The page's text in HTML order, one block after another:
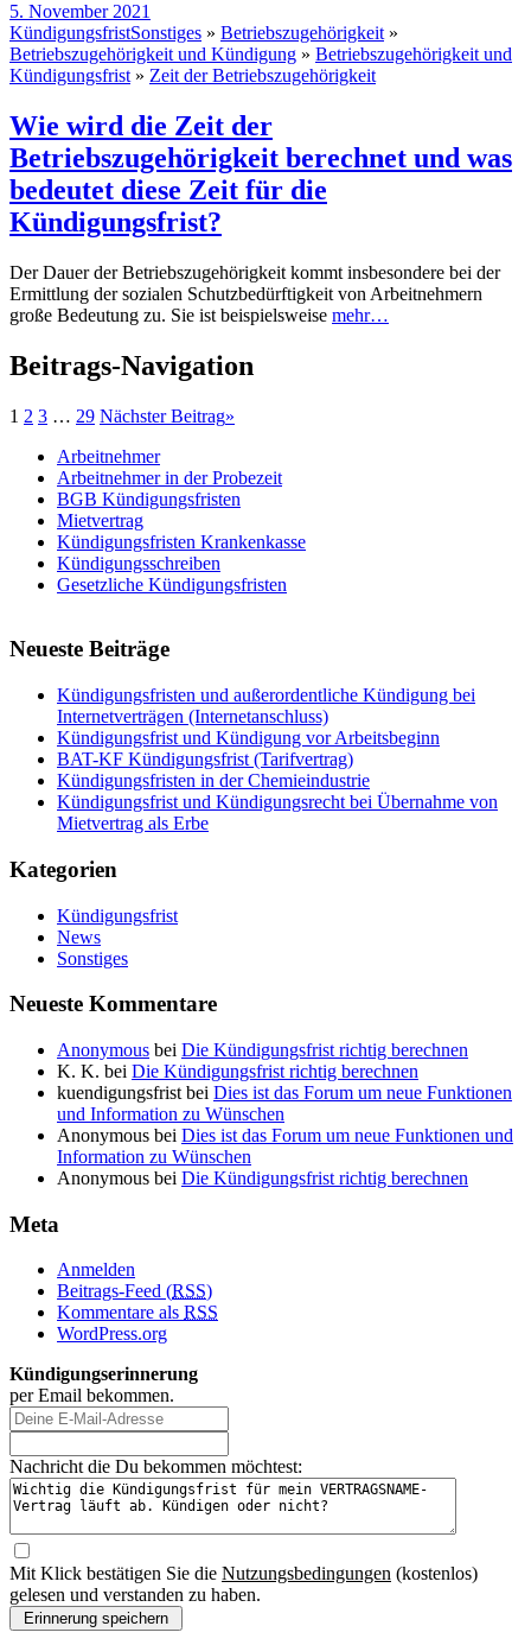
5. November 2021
KündigungsfristSonstiges » Betriebszugehörigkeit »
Betriebszugehörigkeit und Kündigung » Betriebszugehörigkeit und
Kündigungsfrist » Zeit der Betriebszugehörigkeit
Wie wird die Zeit der
Betriebszugehörigkeit berechnet und was
bedeutet diese Zeit für die
Kündigungsfrist?
Der Dauer der Betriebszugehörigkeit kommt insbesondere bei der
Ermittlung der sozialen Schutzbedürftigkeit von Arbeitnehmern
große Bedeutung zu. Sie ist beispielsweise mehr…
Beitrags-Navigation
1 2 3 … 29 Nächster Beitrag»
Arbeitnehmer
Arbeitnehmer in der Probezeit
BGB Kündigungsfristen
Mietvertrag
Kündigungsfristen Krankenkasse
Kündigungsschreiben
Gesetzliche Kündigungsfristen
Neueste Beiträge
Kündigungsfristen und außerordentliche Kündigung bei
Internetverträgen (Internetanschluss)
Kündigungsfrist und Kündigung vor Arbeitsbeginn
BAT-KF Kündigungsfrist (Tarifvertrag)
Kündigungsfristen in der Chemieindustrie
Kündigungsfrist und Kündigungsrecht bei Übernahme von
Mietvertrag als Erbe
Kategorien
Kündigungsfrist
News
Sonstiges
Neueste Kommentare
Anonymous bei Die Kündigungsfrist richtig berechnen
K. K. bei Die Kündigungsfrist richtig berechnen
kuendigungsfrist bei Dies ist das Forum um neue Funktionen
und Information zu Wünschen
Anonymous bei Dies ist das Forum um neue Funktionen und
Information zu Wünschen
Anonymous bei Die Kündigungsfrist richtig berechnen
Meta
Anmelden
Beitrags-Feed (RSS)
Kommentare als RSS
WordPress.org
Kündigungserinnerung
per Email bekommen.
Nachricht die Du bekommen möchtest:
Mit Klick bestätigen Sie die Nutzungsbedingungen (kostenlos)
gelesen und verstanden zu haben.